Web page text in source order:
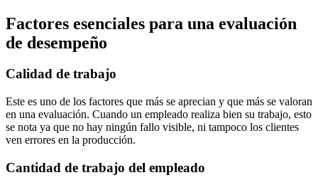
Factores esenciales para una evaluación
de desempeño
Calidad de trabajo
Este es uno de los factores que más se aprecian y que más se valoran
en una evaluación. Cuando un empleado realiza bien su trabajo, esto
se nota ya que no hay ningún fallo visible, ni tampoco los clientes
ven errores en la producción.
Cantidad de trabajo del empleado